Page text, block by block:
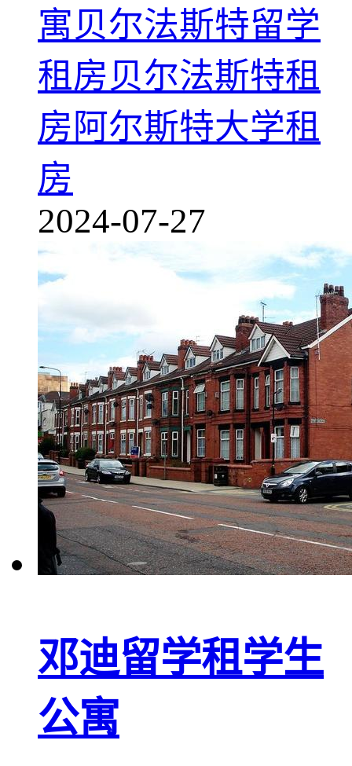
寓贝尔法斯特留学
租房贝尔法斯特租
房 阿尔斯特大学租
房
2024-07-27
邓迪留学租学生
公寓